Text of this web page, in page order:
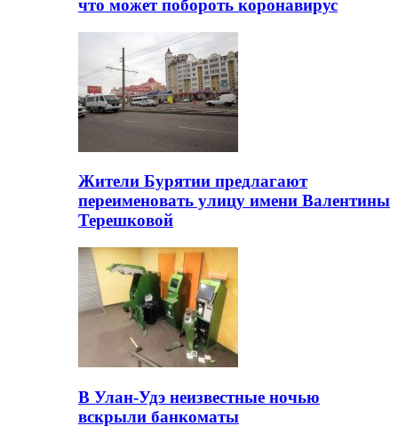
что может побороть коронавирус
Жители Бурятии предлагают
переименовать улицу имени Валентины
Терешковой
В Улан-Удэ неизвестные ночью
вскрыли банкоматы